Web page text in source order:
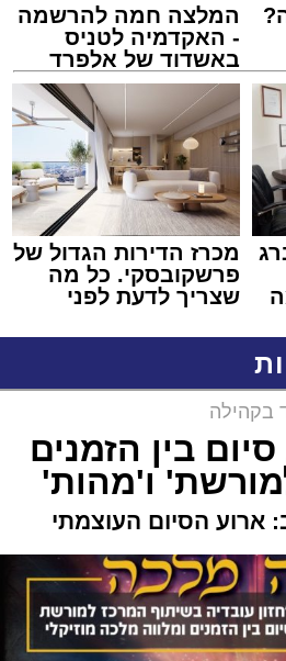
המלצה חמה להרשמה
- האקדמיה לטניס
באשדוד של אלפרד
קריאולנסקי - לילדים
מכרז הדירות הגדול של
פרשקובסקי. כל מה
שצריך לדעת לפני
באשדוד
בקהילה
בין הזמנים
ו'מהות'
ארוע הסיום העוצמתי